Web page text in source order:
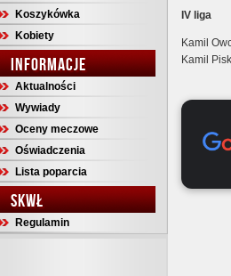
Koszykówka
Kobiety
INFORMACJE
Aktualności
Wywiady
Oceny meczowe
Oświadczenia
Lista poparcia
SKWŁ
Regulamin
IV liga
Kamil
Kamil